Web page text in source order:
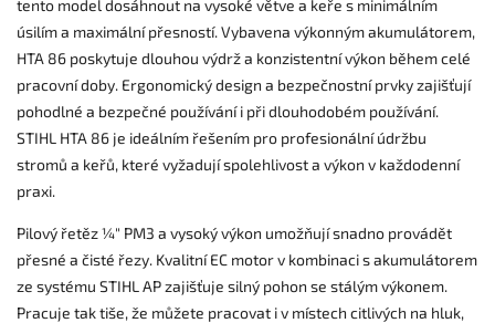
tento model dosáhnout na vysoké větve a keře s minimálním
úsilím a maximální přesností. Vybavena výkonným akumulátorem,
HTA 86 poskytuje dlouhou výdrž a konzistentní výkon během celé
pracovní doby. Ergonomický design a bezpečnostní prvky zajišťují
pohodlné a bezpečné používání i při dlouhodobém používání.
STIHL HTA 86 je ideálním řešením pro profesionální údržbu
stromů a keřů, které vyžadují spolehlivost a výkon v každodenní
praxi.
Pilový řetěz ¼" PM3 a vysoký výkon umožňují snadno provádět
přesné a čisté řezy. Kvalitní EC motor v kombinaci s akumulátorem
ze systému STIHL AP zajišťuje silný pohon se stálým výkonem.
Pracuje tak tiše, že můžete pracovat i v místech citlivých na hluk,